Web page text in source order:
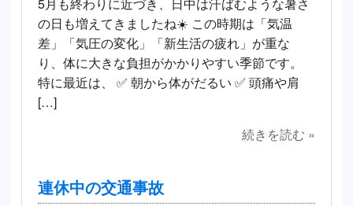
5月も終わりに近づき、日中は汗ばむような暑さ
の日も増えてきましたね☀️ この時期は「気温
差」「気圧の変化」「新生活の疲れ」が重な
り、体に大きな負担がかかりやすい季節です。
特に最近は、 ✅ 朝から体がだるい ✅ 頭痛や肩
[…]
続きを読む »
連休中の交通事故